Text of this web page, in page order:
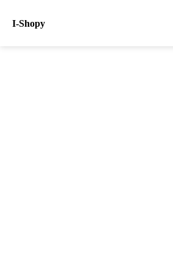
I-Shopy